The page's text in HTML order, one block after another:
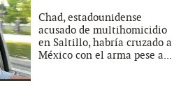
Chad, estadounidense
acusado de multihomicidio
en Saltillo, habría cruzado a
México con el arma pese a...